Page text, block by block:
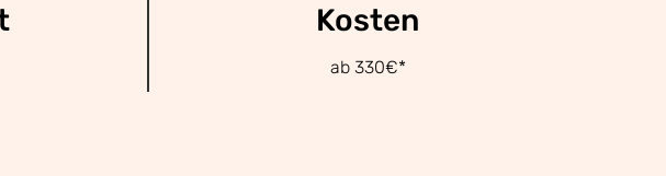
Kosten
ab 330€*